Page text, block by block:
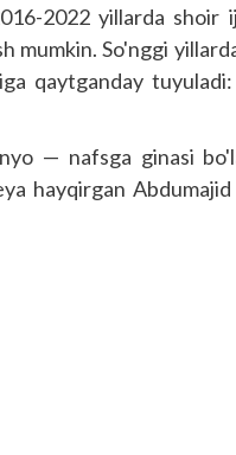
2022 yillarda shoir
So'nggi
qaytganday
— nafsga ginasi
hayqirgan